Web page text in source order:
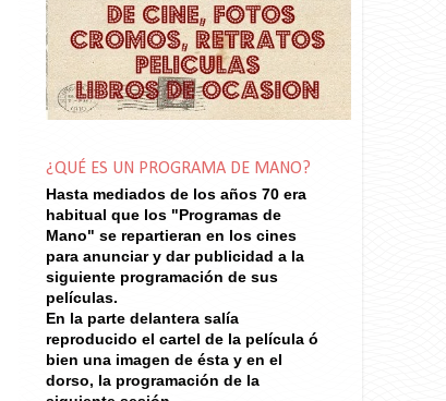
¿QUÉ ES UN PROGRAMA DE MANO?
Hasta mediados de los años 70 era
habitual que los "Programas de
Mano" se repartieran en los cines
para anunciar y dar publicidad a la
siguiente programación de sus
películas.
En la parte delantera salía
reproducido el cartel de la película ó
bien una imagen de ésta y en el
dorso, la programación de la